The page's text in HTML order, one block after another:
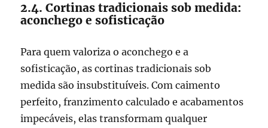
2.4. Cortinas tradicionais sob medida:
aconchego e sofisticação
Para quem valoriza o aconchego e a
sofisticação, as cortinas tradicionais sob
medida são insubstituíveis. Com caimento
perfeito, franzimento calculado e acabamentos
impecáveis, elas transformam qualquer